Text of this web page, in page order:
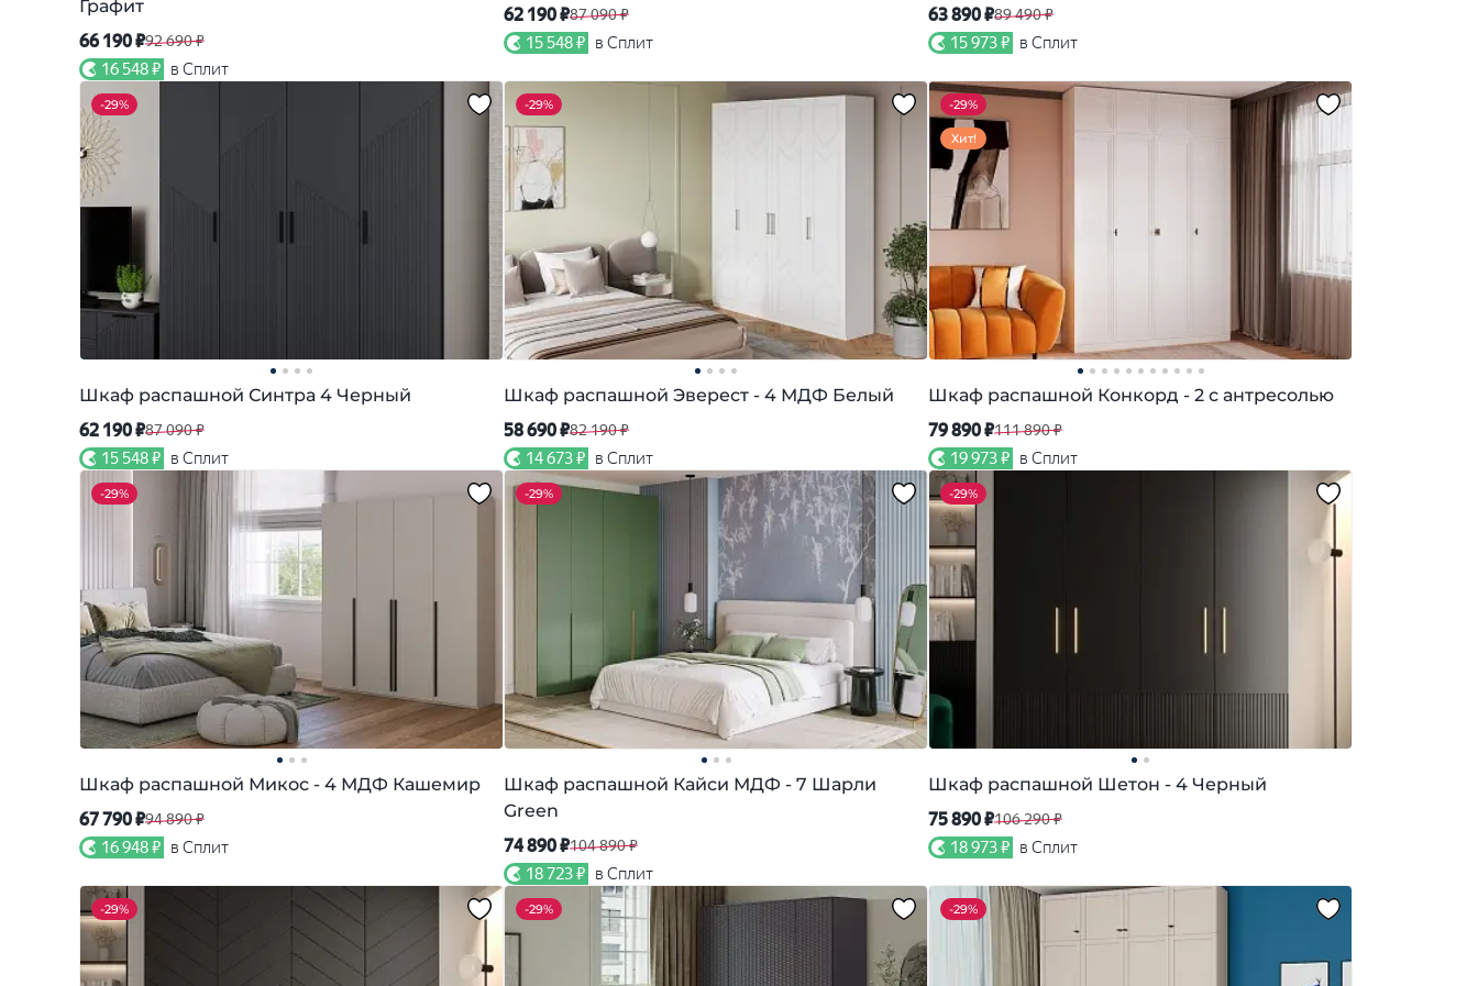
Графит
66 190 ₽92 690 ₽
16 548 ₽ в Сплит
62 190 ₽87 090 ₽
15 548 ₽ в Сплит
63 890 ₽89 490 ₽
15 973 ₽ в Сплит
-29%
Шкаф распашной Синтра 4 Черный
62 190 ₽87 090 ₽
15 548 ₽ в Сплит
-29%
Шкаф распашной Эверест - 4 МДФ Белый
58 690 ₽82 190 ₽
14 673 ₽ в Сплит
-29%
Хит!
Шкаф распашной Конкорд - 2 с антресолью
79 890 ₽111 890 ₽
19 973 ₽ в Сплит
-29%
Шкаф распашной Микос - 4 МДФ Кашемир
67 790 ₽94 890 ₽
16 948 ₽ в Сплит
-29%
Шкаф распашной Кайси МДФ - 7 Шарли
Green
74 890 ₽104 890 ₽
18 723 ₽ в Сплит
-29%
Шкаф распашной Шетон - 4 Черный
75 890 ₽106 290 ₽
18 973 ₽ в Сплит
-29% -29% -29%